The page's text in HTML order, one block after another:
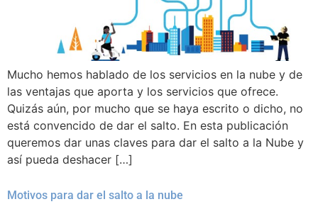
Mucho hemos hablado de los servicios en la nube y de
las ventajas que aporta y los servicios que ofrece.
Quizás aún, por mucho que se haya escrito o dicho, no
está convencido de dar el salto. En esta publicación
queremos dar unas claves para dar el salto a la Nube y
así pueda deshacer […]
Motivos para dar el salto a la nube